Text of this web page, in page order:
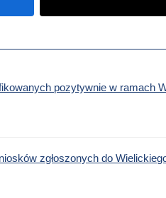
pozytywnie w ramach
zgłoszonych do